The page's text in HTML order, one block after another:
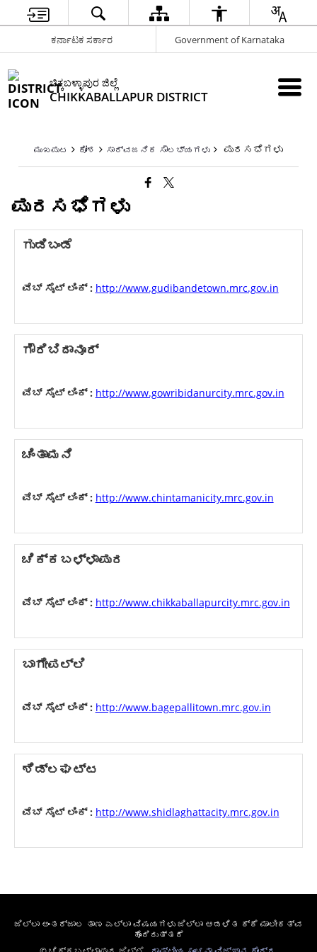
ಕರ್ನಾಟಕ ಸರ್ಕಾರ Government of Karnataka
ಚಿಕ್ಕಬಳ್ಳಾಪುರ ಜಿಲ್ಲೆ
CHIKKABALLAPUR DISTRICT
ಮುಖಪುಟ ಕೋಶ ಸಾರ್ವಜನಿಕ ಸೌಲಭ್ಯಗಳು ಪುರಸಭೆಗಳು
ಪುರಸಭೆಗಳು
ಗುಡಿಬಂಡೆ
ವೆಬ್ ಸೈಟ್ ಲಿಂಕ್ : http://www.gudibandetown.mrc.gov.in
ಗೌರಿಬಿದಾನೂರ್
ವೆಬ್ ಸೈಟ್ ಲಿಂಕ್ : http://www.gowribidanurcity.mrc.gov.in
ಚಿಂತಾಮನಿ
ವೆಬ್ ಸೈಟ್ ಲಿಂಕ್ : http://www.chintamanicity.mrc.gov.in
ಚಿಕ್ಕಬಳ್ಳಾಪುರ
ವೆಬ್ ಸೈಟ್ ಲಿಂಕ್ : http://www.chikkaballapurcity.mrc.gov.in
ಬಾಗೇಪಲ್ಲಿ
ವೆಬ್ ಸೈಟ್ ಲಿಂಕ್ : http://www.bagepallitown.mrc.gov.in
ಶಿಡ್ಲಘಟ್ಟ
ವೆಬ್ ಸೈಟ್ ಲಿಂಕ್ : http://www.shidlaghattacity.mrc.gov.in
ಜಿಲ್ಲಾ ಅಂತರ್ಜಾಲ ತಾಣ ಎಲ್ಲಾ ವಿಷಯಗಳು ಜಿಲ್ಲಾ ಆಡಳಿತ ಕ್ಕೆ ಮಾಲೀಕತ್ವ
ಹೊಂದಿರುತ್ತದೆ